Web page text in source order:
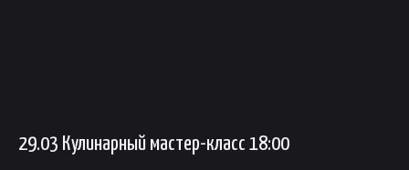
29.03 Кулинарный мастер-класс 18:00